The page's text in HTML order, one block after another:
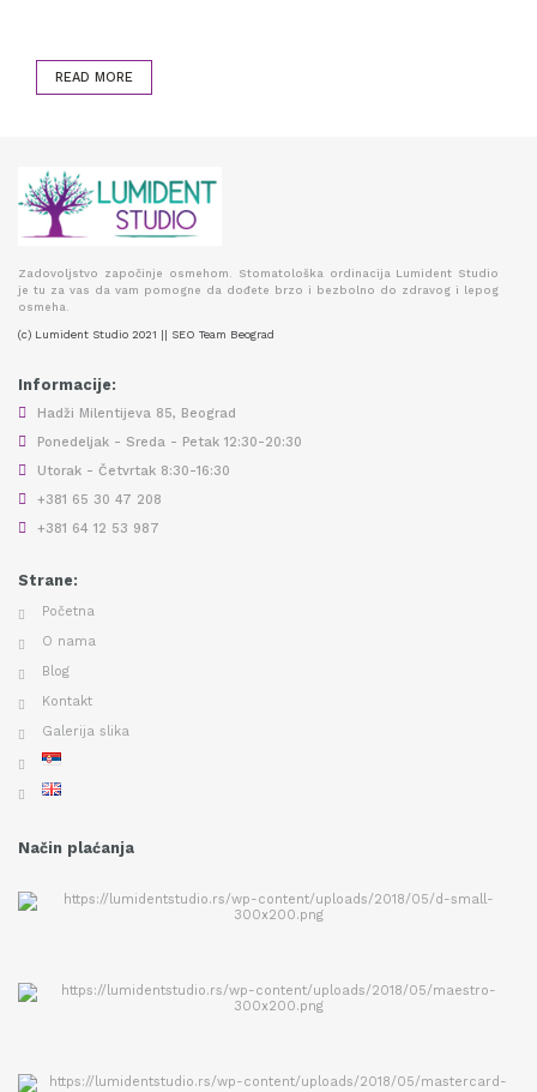
READ MORE
Zadovoljstvo započinje osmehom. Stomatološka ordinacija Lumident Studio
je tu za vas da vam pomogne da dođete brzo i bezbolno do zdravog i lepog
osmeha.
(c) Lumident Studio 2021 || SEO Team Beograd
Informacije:
Hadži Milentijeva 85, Beograd
Ponedeljak - Sreda - Petak 12:30-20:30
Utorak - Četvrtak 8:30-16:30
+381 65 30 47 208
+381 64 12 53 987
Strane:
Početna
O nama
Blog
Kontakt
Galerija slika
Način plaćanja